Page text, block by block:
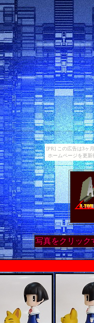
[PR] この広告は3ヶ
ホームページを更
写真をクリック